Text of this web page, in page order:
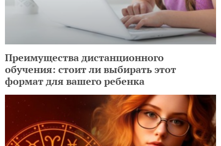
Преимущества дистанционного
обучения: стоит ли выбирать этот
формат для вашего ребенка